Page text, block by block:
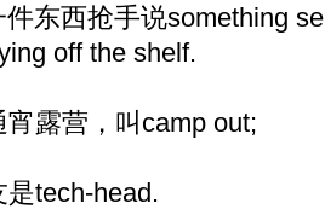
东西抢手说something
off the shelf.
露营，叫camp out;
tech-head.